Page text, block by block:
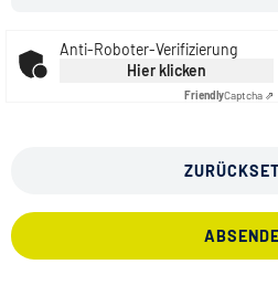
Anti-Roboter-Verifizierung
Hier klicken
FriendlyCaptcha ⇗